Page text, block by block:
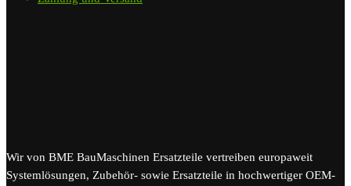
Wir von BME BauMaschinen Ersatzteile vertreiben europaweit
Systemlösungen, Zubehör- sowie Ersatzteile in hochwertiger OEM-